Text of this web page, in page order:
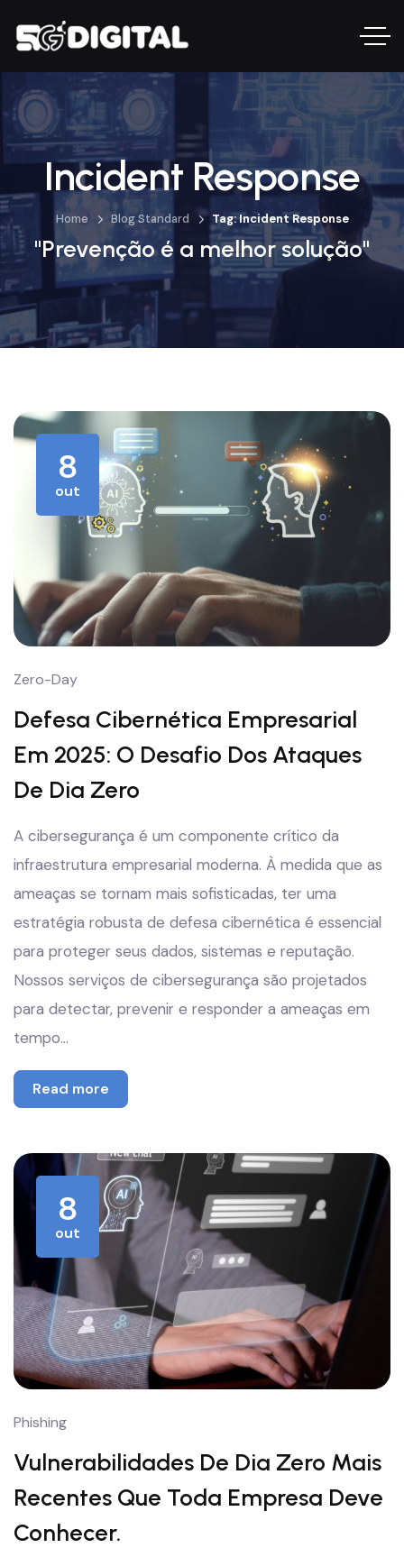
Incident Response
Home Blog Standard Tag: Incident Response
"Prevenção é a melhor solução"
8
out
Zero-Day
Defesa Cibernética Empresarial
Em 2025: O Desafio Dos Ataques
De Dia Zero
A cibersegurança é um componente crítico da
infraestrutura empresarial moderna. À medida que as
ameaças se tornam mais sofisticadas, ter uma
estratégia robusta de defesa cibernética é essencial
para proteger seus dados, sistemas e reputação.
Nossos serviços de cibersegurança são projetados
para detectar, prevenir e responder a ameaças em
tempo…
Read more
8
out
Phishing
Vulnerabilidades De Dia Zero Mais
Recentes Que Toda Empresa Deve
Conhecer.